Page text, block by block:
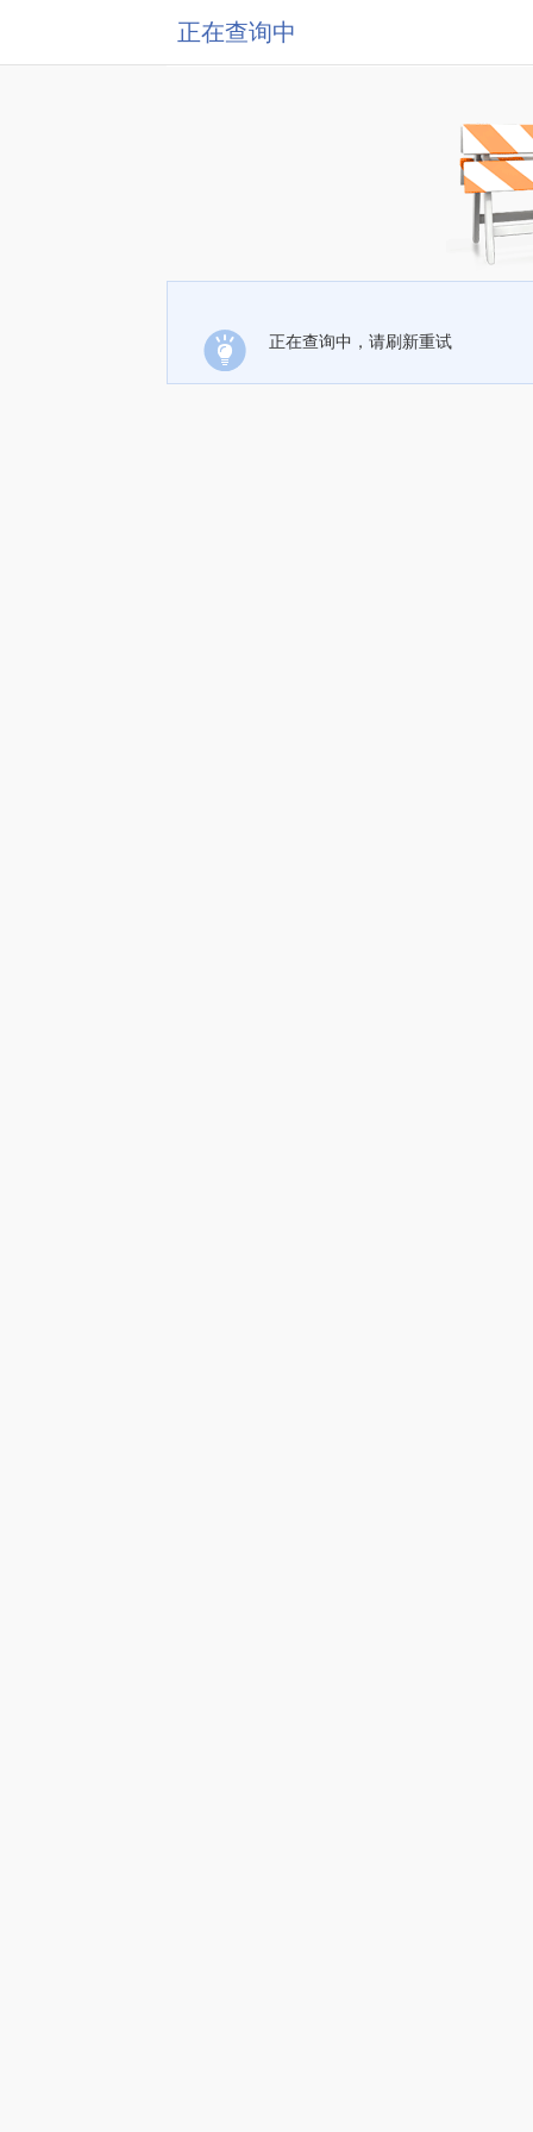
正在查询中
正在查询中，请刷新重试